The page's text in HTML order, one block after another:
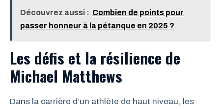
Découvrez aussi : Combien de points pour
passer honneur à la pétanque en 2025 ?
Les défis et la résilience de
Michael Matthews
Dans la carrière d’un athlète de haut niveau, les